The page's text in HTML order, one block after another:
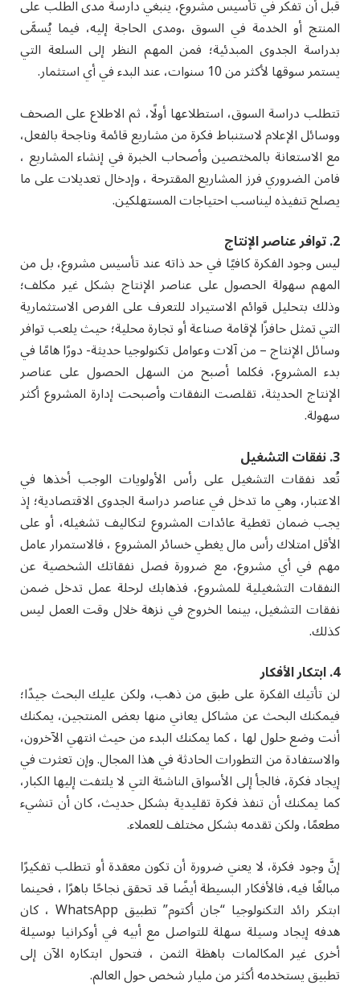
قبل أن تفكر في تأسيس مشروع، ينبغي دارسة مدى الطلب على
المنتج أو الخدمة في السوق ،ومدى الحاجة إليه، فيما يُسمَّى
بدراسة الجدوى المبدئية؛ فمن المهم النظر إلى السلعة التي
يستمر سوقها لأكثر من 10 سنوات، عند البدء في أي استثمار.
تتطلب دراسة السوق، استطلاعها أولًا، ثم الاطلاع على الصحف
ووسائل الإعلام لاستنباط فكرة من مشاريع قائمة وناجحة بالفعل،
مع الاستعانة بالمختصين وأصحاب الخبرة في إنشاء المشاريع ،
فامن الضروري فرز المشاريع المقترحة ، وإدخال تعديلات على ما
يصلح تنفيذه ليناسب احتياجات المستهلكين.
2. توافر عناصر الإنتاج
ليس وجود الفكرة كافيًا في حد ذاته عند تأسيس مشروع، بل من
المهم سهولة الحصول على عناصر الإنتاج بشكل غير مكلف؛
وذلك بتحليل قوائم الاستيراد للتعرف على الفرص الاستثمارية
التي تمثل حافزًا لإقامة صناعة أو تجارة محلية؛ حيث يلعب توافر
وسائل الإنتاج – من آلات وعوامل تكنولوجيا حديثة- دورًا هامًا في
بدء المشروع، فكلما أصبح من السهل الحصول على عناصر
الإنتاج الحديثة، تقلصت النفقات وأصبحت إدارة المشروع أكثر
سهولة.
3. نفقات التشغيل
تُعد نفقات التشغيل على رأس الأولويات الوجب أخذها في
الاعتبار، وهي ما تدخل في عناصر دراسة الجدوى الاقتصادية؛ إذ
يجب ضمان تغطية عائدات المشروع لتكاليف تشغيله، أو على
الأقل امتلاك رأس مال يغطي خسائر المشروع ، فالاستمرار عامل
مهم في أي مشروع، مع ضرورة فصل نفقاتك الشخصية عن
النفقات التشغيلية للمشروع، فذهابك لرحلة عمل تدخل ضمن
نفقات التشغيل، بينما الخروج في نزهة خلال وقت العمل ليس
كذلك.
4. ابتكار الأفكار
لن تأتيك الفكرة على طبق من ذهب، ولكن عليك البحث جيدًا؛
فيمكنك البحث عن مشاكل يعاني منها بعض المنتجين، يمكنك
أنت وضع حلول لها ، كما يمكنك البدء من حيث انتهي الآخرون،
والاستفادة من التطورات الحادثة في هذا المجال. وإن تعثرت في
إيجاد فكرة، فالجأ إلى الأسواق الناشئة التي لا يلتفت إليها الكبار،
كما يمكنك أن تنفذ فكرة تقليدية بشكل حديث، كان أن تنشيء
مطعمًا، ولكن تقدمه بشكل مختلف للعملاء.
إنَّ وجود فكرة، لا يعني ضرورة أن تكون معقدة أو تتطلب تفكيرًا
مبالغًا فيه، فالأفكار البسيطة أيضًا قد تحقق نجاحًا باهرًا ، فحينما
ابتكر رائد التكنولوجيا “جان أكتوم” تطبيق WhatsApp ، كان
هدفه إيجاد وسيلة سهلة للتواصل مع أبيه في أوكرانيا بوسيلة
أخرى غير المكالمات باهظة الثمن ، فتحول ابتكاره الآن إلى
تطبيق يستخدمه أكثر من مليار شخص حول العالم.